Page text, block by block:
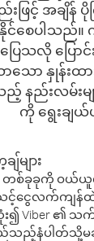
ဖြင့် အချိန် ပို
နိုင်စေပါသည်
ေသလို ပြောင်
ော နှုန်းထားဖ
နည်းလမ်းမ
ကို ရွေးချယ်
များ
စ်ခုခုကို ဝယ်ယူ
င့်ငွေလက်ကျန်
Viber ၏ သက်သ
မည်သည့်နံပါတ်သို့မ